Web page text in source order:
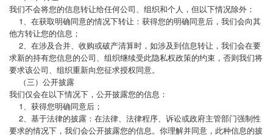
我们不会将您的信息转让给任何公司、组织和个人，但以下情况除外：
1、在获取明确同意的情况下转让：获得您的明确同意后，我们会向其
他方转让您的信息；
2、在涉及合并、收购或破产清算时，如涉及到信息转让，我们会在要
求新的持有您信息的公司、组织继续受此隐私权政策的约束，否则我们将
要求该公司、组织重新向您征求授权同意。
（三）公开披露
我们仅会在以下情况下，公开披露您的信息：
1、获得您明确同意后；
2、基于法律的披露：在法律、法律程序、诉讼或政府主管部门强制性
要求的情况下，我们会公开披露您的信息。你理解并同意，此种信息的披